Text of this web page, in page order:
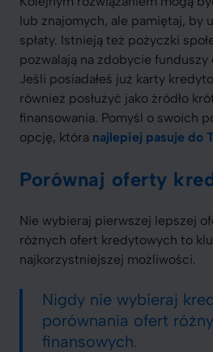
lub znajomych, ale pamiętaj, by
spłaty. Istnieją też pożyczki
pozwalają na zdobycie
Jeśli posiadałeś już karty
również posłużyć jako źródło
finansowania. Pomyśl o swoich
opcję, która najlepiej pasuje do
Porównaj oferty
Nie wybieraj pierwszej lepszej
różnych ofert kredytowych to
najkorzystniejszej możliwości.
Nigdy nie wybieraj
porównania ofert
finansowych.